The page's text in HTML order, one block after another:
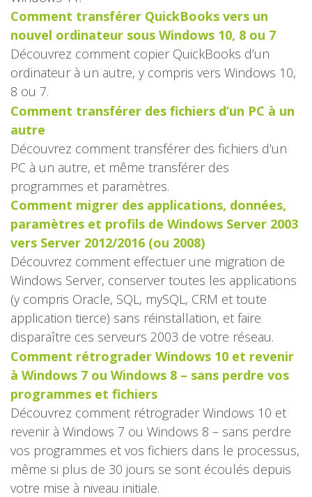
Comment transférer QuickBooks vers un
nouvel ordinateur sous Windows 10, 8 ou 7
Découvrez comment copier QuickBooks d’un
ordinateur à un autre, y compris vers Windows 10,
8 ou 7.
Comment transférer des fichiers d’un PC à un
autre
Découvrez comment transférer des fichiers d’un
PC à un autre, et même transférer des
programmes et paramètres.
Comment migrer des applications, données,
paramètres et profils de Windows Server 2003
vers Server 2012/2016 (ou 2008)
Découvrez comment effectuer une migration de
Windows Server, conserver toutes les applications
(y compris Oracle, SQL, mySQL, CRM et toute
application tierce) sans réinstallation, et faire
disparaître ces serveurs 2003 de votre réseau.
Comment rétrograder Windows 10 et revenir
à Windows 7 ou Windows 8 – sans perdre vos
programmes et fichiers
Découvrez comment rétrograder Windows 10 et
revenir à Windows 7 ou Windows 8 – sans perdre
vos programmes et vos fichiers dans le processus,
même si plus de 30 jours se sont écoulés depuis
votre mise à niveau initiale.